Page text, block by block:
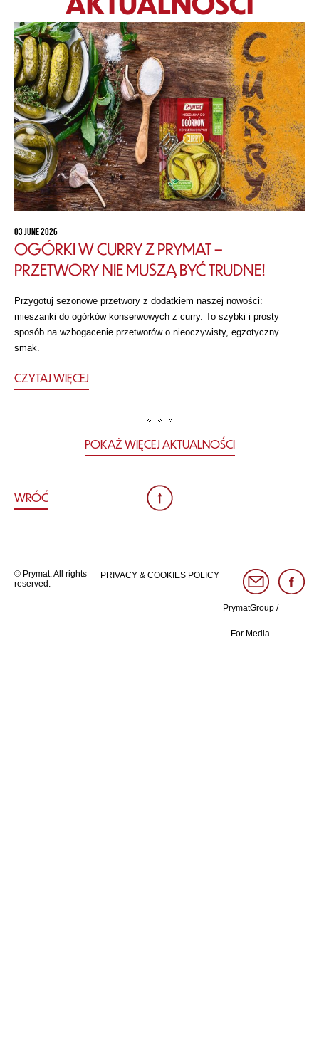
03 JUNE 2026
OGÓRKI W CURRY Z PRYMAT –
PRZETWORY NIE MUSZĄ BYĆ TRUDNE!
Przygotuj sezonowe przetwory z dodatkiem naszej nowości:
mieszanki do ogórków konserwowych z curry. To szybki i prosty
sposób na wzbogacenie przetworów o nieoczywisty, egzotyczny
smak.
CZYTAJ WIĘCEJ
POKAŻ WIĘCEJ AKTUALNOŚCI
WRÓĆ
© Prymat. All rights
reserved.
PRIVACY & COOKIES POLICY
PrymatGroup /
For Media